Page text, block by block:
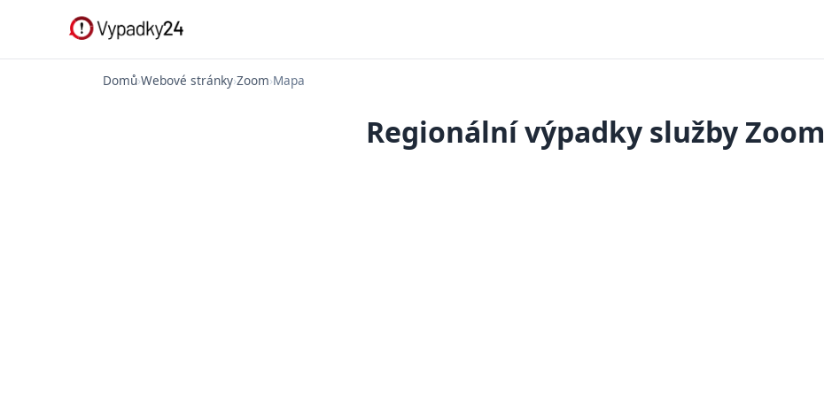
Domů›Webové stránky›Zoom›Mapa
Regionální výpadky služby Zoom